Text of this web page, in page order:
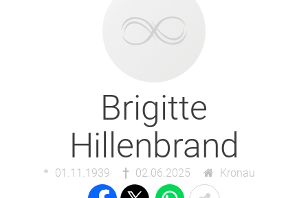
Brigitte
Hillenbrand
01.11.1939 02.06.2025 Kronau